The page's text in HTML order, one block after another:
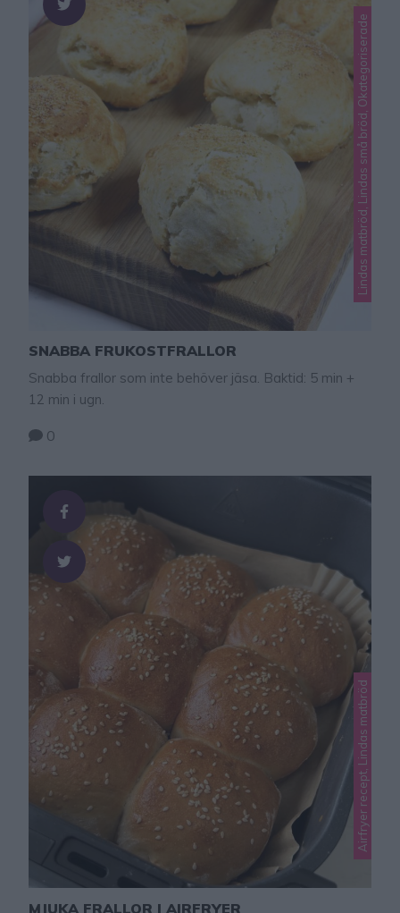
Lindas matbröd, Lindas små bröd, Okategoriserade
SNABBA FRUKOSTFRALLOR
Snabba frallor som inte behöver jäsa. Baktid: 5 min +
12 min i ugn.
0
Airfryer recept, Lindas matbröd
MJUKA FRALLOR I AIRFRYER